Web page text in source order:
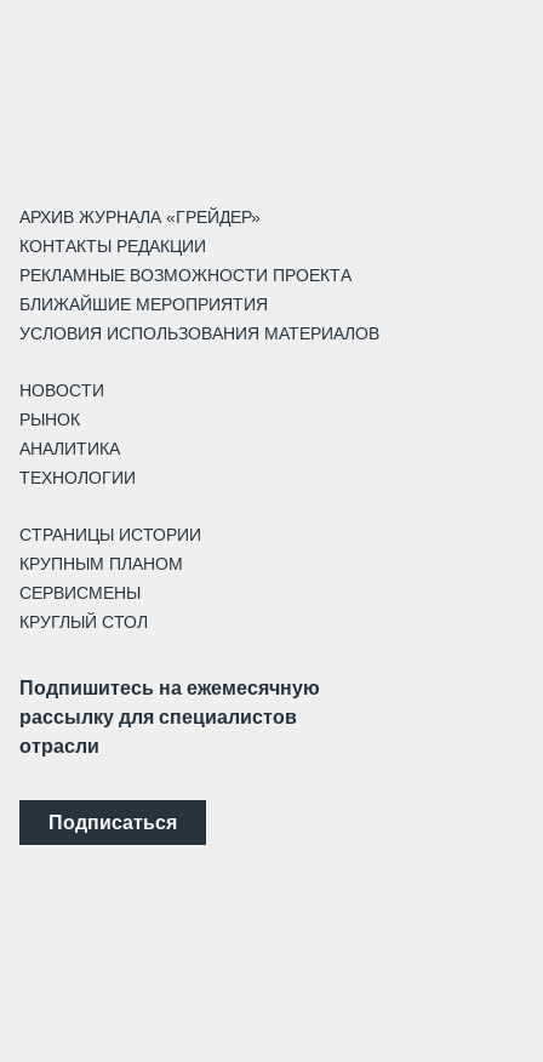
АРХИВ ЖУРНАЛА «ГРЕЙДЕР»
КОНТАКТЫ РЕДАКЦИИ
РЕКЛАМНЫЕ ВОЗМОЖНОСТИ ПРОЕКТА
БЛИЖАЙШИЕ МЕРОПРИЯТИЯ
УСЛОВИЯ ИСПОЛЬЗОВАНИЯ МАТЕРИАЛОВ
НОВОСТИ
РЫНОК
АНАЛИТИКА
ТЕХНОЛОГИИ
СТРАНИЦЫ ИСТОРИИ
КРУПНЫМ ПЛАНОМ
СЕРВИСМЕНЫ
КРУГЛЫЙ СТОЛ
Подпишитесь на ежемесячную
рассылку для специалистов
отрасли
Подписаться